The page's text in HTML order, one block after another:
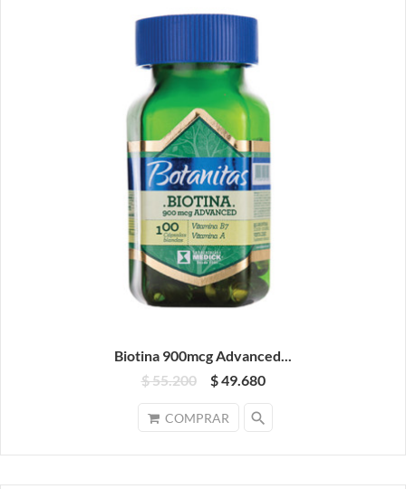
Biotina 900mcg Advanced...
$ 55.200
$ 49.680
COMPRAR search